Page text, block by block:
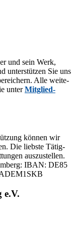
und sein Werk,
un­ter­stüt­zen Sie uns
Alle wei­te­
un­terMit­glied­
kön­nen wir
Die liebs­te Tä­tig­
aus­zu­stel­len.
IBAN: DE85
e.V.